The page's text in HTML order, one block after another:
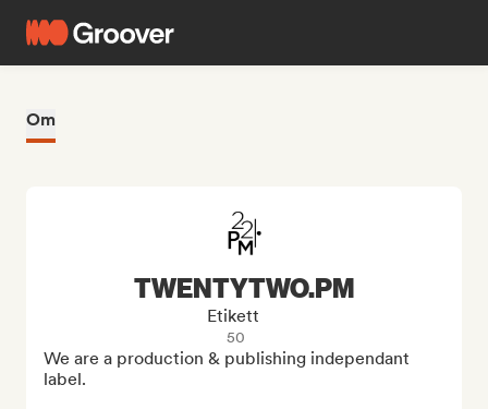
Om
TWENTYTWO.PM
Etikett
50
We are a production & publishing independant
label.